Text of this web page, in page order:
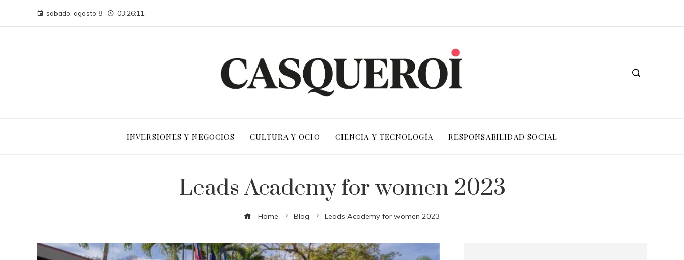
sábado, agosto 8 03:26:13
INVERSIONES Y NEGOCIOS CULTURA Y OCIO CIENCIA Y TECNOLOGÍA RESPONSABILIDAD SOCIAL
Leads Academy for women 2023
Home Blog Leads Academy for women 2023